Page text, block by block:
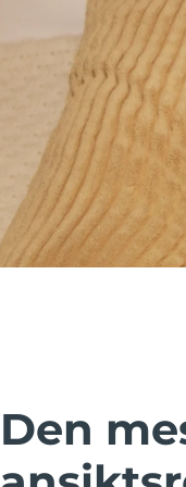
Den